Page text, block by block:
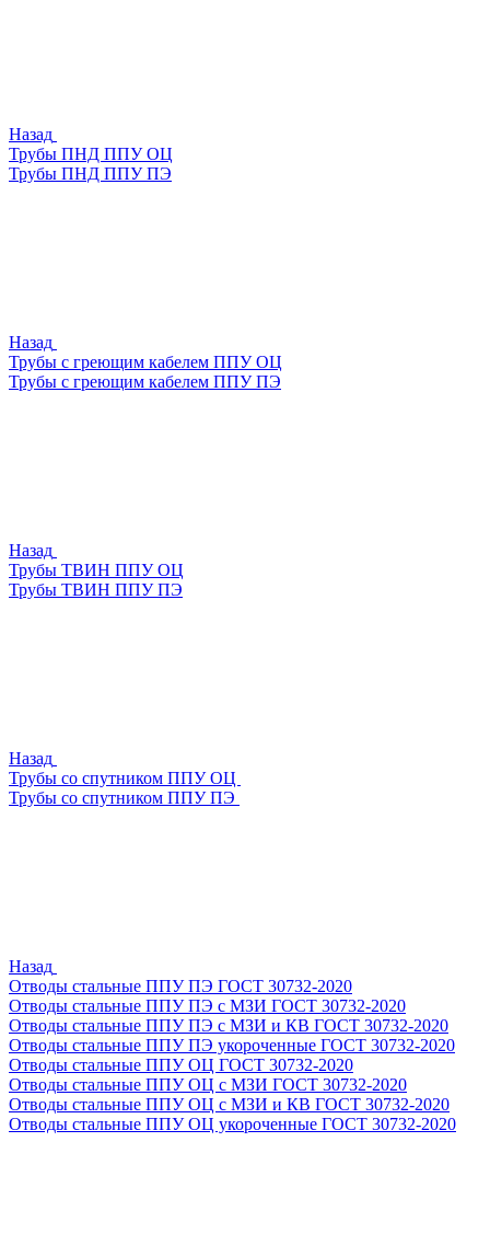
Назад
Трубы ПНД ППУ ОЦ
Трубы ПНД ППУ ПЭ
Назад
Трубы с греющим кабелем ППУ ОЦ
Трубы с греющим кабелем ППУ ПЭ
Назад
Трубы ТВИН ППУ ОЦ
Трубы ТВИН ППУ ПЭ
Назад
Трубы со спутником ППУ ОЦ
Трубы со спутником ППУ ПЭ
Назад
Отводы стальные ППУ ПЭ ГОСТ 30732-2020
Отводы стальные ППУ ПЭ с МЗИ ГОСТ 30732-2020
Отводы стальные ППУ ПЭ с МЗИ и КВ ГОСТ 30732-2020
Отводы стальные ППУ ПЭ укороченные ГОСТ 30732-2020
Отводы стальные ППУ ОЦ ГОСТ 30732-2020
Отводы стальные ППУ ОЦ с МЗИ ГОСТ 30732-2020
Отводы стальные ППУ ОЦ с МЗИ и КВ ГОСТ 30732-2020
Отводы стальные ППУ ОЦ укороченные ГОСТ 30732-2020